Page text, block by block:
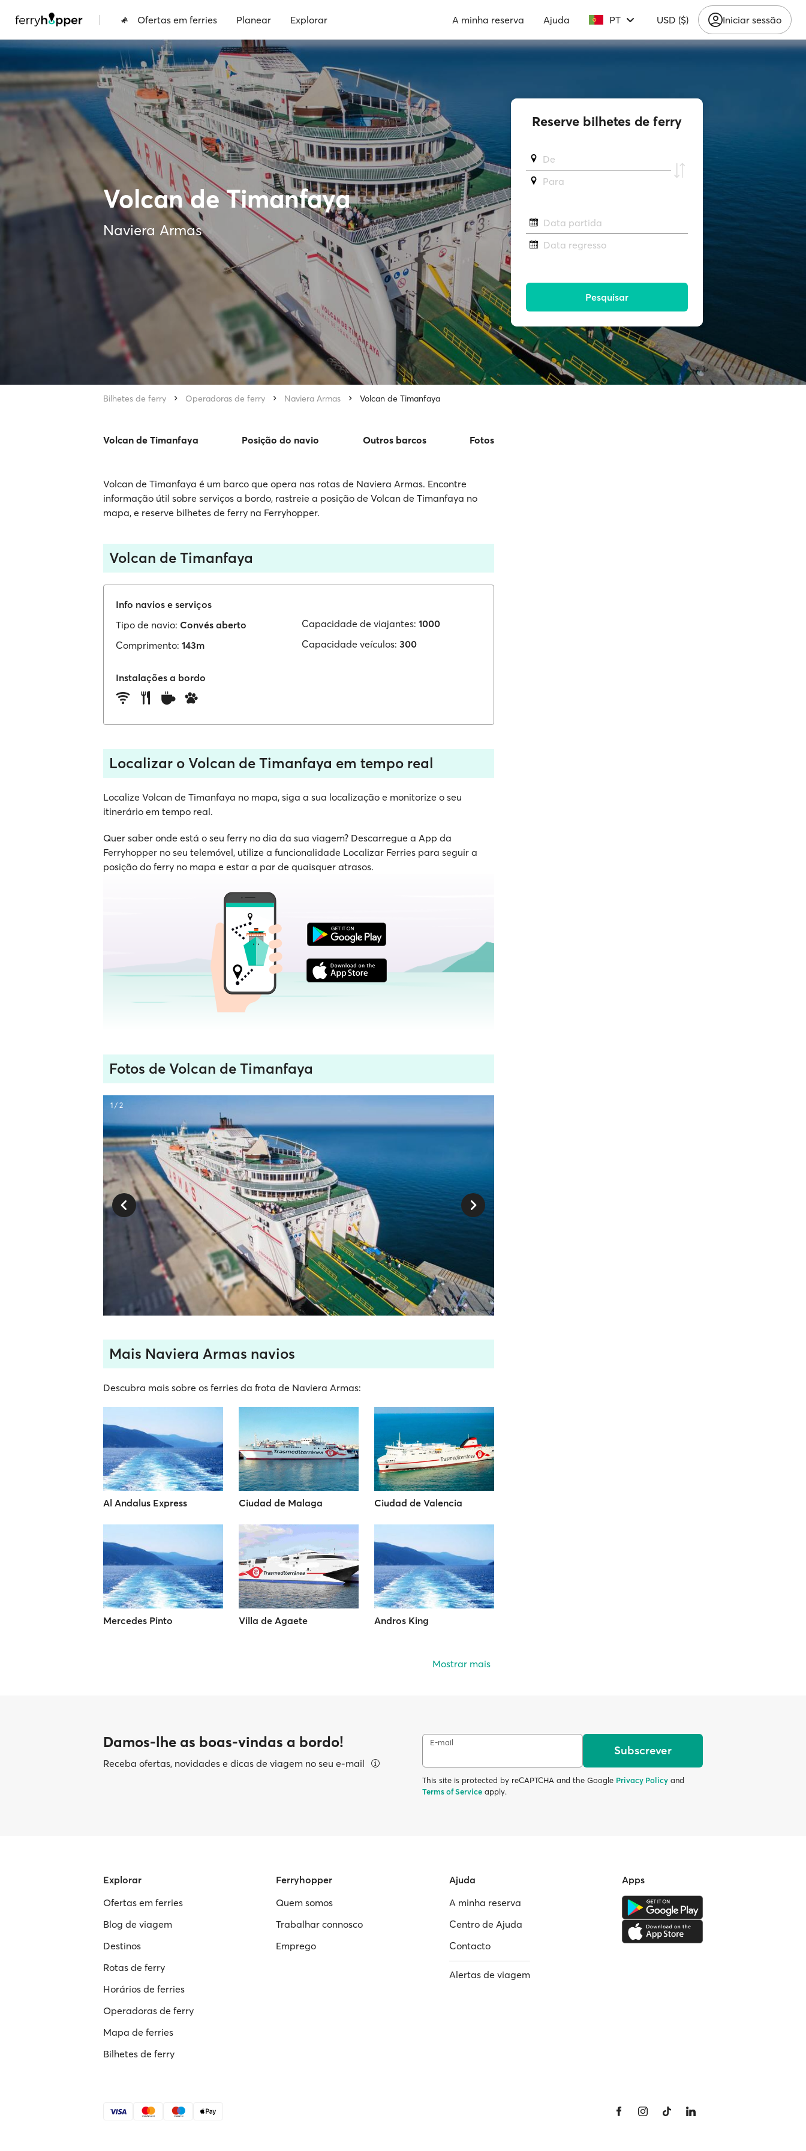
| Ofertas em ferries Planear Explorar A minha reserva Ajuda PT USD ($) Iniciar sessão
Volcan de Timanfaya
Naviera Armas
Bilhetes de ferry Operadoras de ferry Naviera Armas Volcan de Timanfaya
Volcan de Timanfaya Posição do navio Outros barcos Fotos
Volcan de Timanfaya é um barco que opera nas rotas de Naviera Armas. Encontre
informação útil sobre serviços a bordo, rastreie a posição de Volcan de Timanfaya no
mapa, e reserve bilhetes de ferry na Ferryhopper.
Volcan de Timanfaya
Info navios e serviços
Tipo de navio: Convés aberto
Comprimento: 143m
Capacidade de viajantes: 1000
Capacidade veículos: 300
Instalações a bordo
Localizar o Volcan de Timanfaya em tempo real
Localize Volcan de Timanfaya no mapa, siga a sua localização e monitorize o seu
itinerário em tempo real.
Quer saber onde está o seu ferry no dia da sua viagem? Descarregue a App da
Ferryhopper no seu telemóvel, utilize a funcionalidade Localizar Ferries para seguir a
posição do ferry no mapa e estar a par de quaisquer atrasos.
Fotos de Volcan de Timanfaya
1 / 2
Mais Naviera Armas navios
Descubra mais sobre os ferries da frota de Naviera Armas:
Al Andalus Express Ciudad de Malaga Ciudad de Valencia
Mercedes Pinto Villa de Agaete Andros King
Mostrar mais
Reserve bilhetes de ferry
De
Para
Data partida
Data regresso
Pesquisar
Damos-lhe as boas-vindas a bordo!
Receba ofertas, novidades e dicas de viagem no seu e-mail
E-mail
Subscrever
This site is protected by reCAPTCHA and the Google Privacy Policy and
Terms of Service apply.
Explorar
Ofertas em ferries
Blog de viagem
Destinos
Rotas de ferry
Horários de ferries
Operadoras de ferry
Mapa de ferries
Bilhetes de ferry
Ferryhopper
Quem somos
Trabalhar connosco
Emprego
Ajuda
A minha reserva
Centro de Ajuda
Contacto
Alertas de viagem
Apps